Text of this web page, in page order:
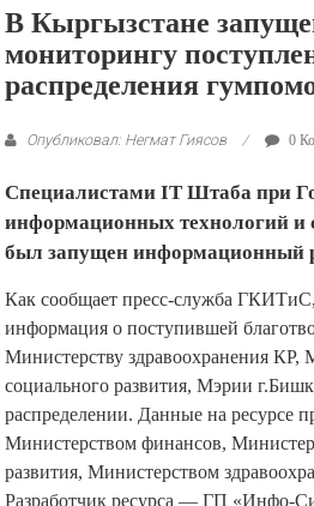
В Кыргызстане
мониторингу
распределения
Опубликовал: Негмат Гиясов 0
Специалистами IT Штаба при
информационных технологий
был запущен информационный
Как сообщает пресс-служба
информация о поступившей
Министерству здравоохранения КР,
социального развития, Мэрии
распределении. Данные на ресурсе
Министерством финансов,
развития, Министерством
Разработчик ресурса — ГП «Инфо-